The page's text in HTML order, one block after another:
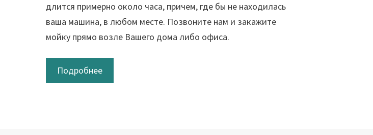
длится примерно около часа, причем, где бы не находилась
ваша машина, в любом месте. Позвоните нам и закажите
мойку прямо возле Вашего дома либо офиса.
Подробнее